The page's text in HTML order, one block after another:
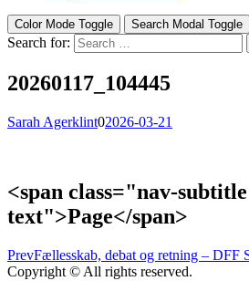
Color Mode Toggle Search Modal Toggle
Search for:
20260117_104445
Sarah Agerklint02026-03-21
<span class="nav-
text">Page</span>
PrevFællesskab, debat og retning – DFF
Copyright © All rights reserved.